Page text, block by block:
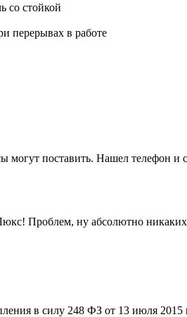
со стойкой
перерывах в работе
поставить. Нашел телефон и
Проблем, ну абсолютно
в силу 248 ФЗ от 13 июля 2015